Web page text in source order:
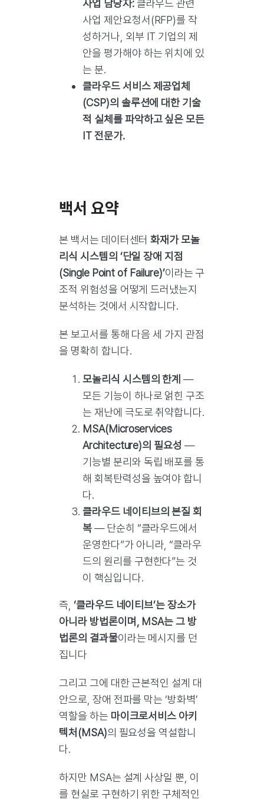
사업 담당자:클라우드 관련
사업 제안요청서(RFP)를 작
성하거나, 외부 IT 기업의 제
안을 평가해야 하는 위치에 있
는 분.
클라우드 서비스 제공업체
(CSP)의 솔루션에 대한 기술
적 실체를 파악하고 싶은 모든
IT 전문가.
백서 요약
본 백서는 데이터센터화재가 모놀
리식 시스템의 ‘단일 장애 지점
(Single Point of Failure)’이라는 구
조적 위험성을 어떻게 드러냈는지
분석하는 것에서 시작합니다.
본 보고서를 통해 다음 세 가지 관점
을 명확히 합니다.
모놀리식 시스템의 한계 —
모든 기능이 하나로 얽힌 구조
는 재난에 극도로 취약합니다.
MSA(Microservices
Architecture)의 필요성 —
기능별 분리와 독립 배포를 통
해 회복탄력성을 높여야 합니
다.
클라우드 네이티브의 본질 회
복— 단순히 “클라우드에서
운영한다”가 아니라, “클라우
드의 원리를 구현한다”는 것
이 핵심입니다.
즉, ‘클라우드 네이티브’는 장소가
아니라 방법론이며, MSA는 그 방
법론의 결과물이라는 메시지를 던
집니다
그리고 그에 대한 근본적인 설계 대
안으로, 장애 전파를 막는 ‘방화벽’
역할을 하는 마이크로서비스 아키
텍처(MSA)의 필요성을 역설합니
다.
하지만 MSA는 설계 사상일 뿐, 이
를 현실로 구현하기 위한 구체적인